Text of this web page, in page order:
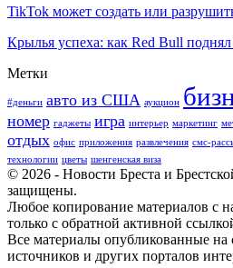
TikTok может создать или
Крылья успеха: как Red Bull
Метки
#деньги авто из США аукцион
номер гаджеты игра интерьер маркетинг
отдых офис приложения развлечения смс-
технологии цветы шенгенская виза
© 2026 - Новости Бреста и
защищены.
Любое копирование материалов с
только с обратной активной
Все материалы опубликованные на
источников и других порталов